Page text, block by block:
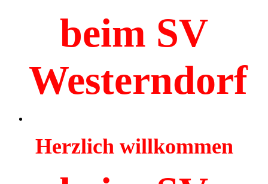
beim SV
Westerndorf
Herzlich willkommen